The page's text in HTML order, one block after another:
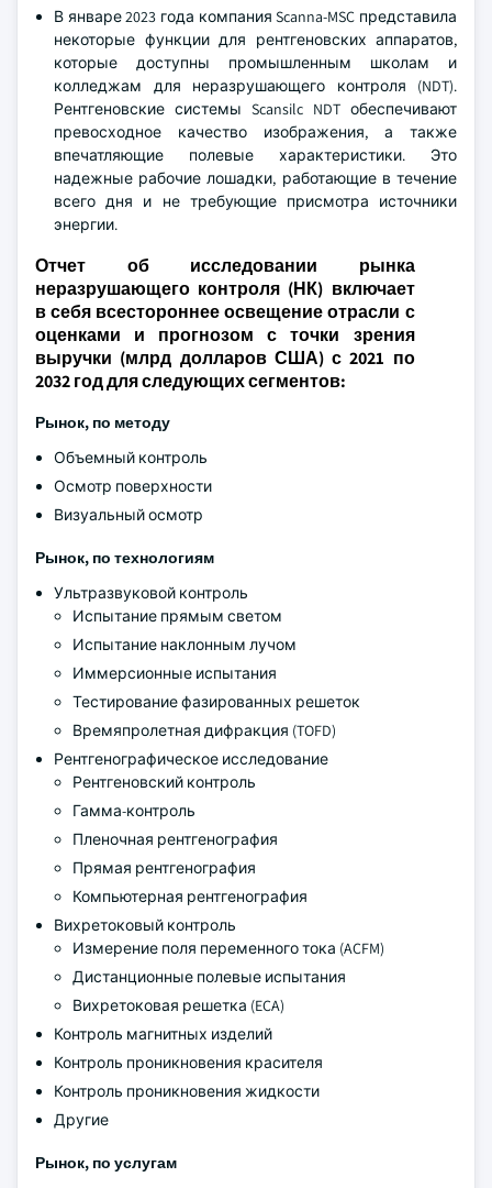
В январе 2023 года компания Scanna-MSC представила
некоторые функции для рентгеновских аппаратов,
которые доступны промышленным школам и
колледжам для неразрушающего контроля (NDT).
Рентгеновские системы Scansilc NDT обеспечивают
превосходное качество изображения, а также
впечатляющие полевые характеристики. Это
надежные рабочие лошадки, работающие в течение
всего дня и не требующие присмотра источники
энергии.
Отчет об исследовании рынка
неразрушающего контроля (НК) включает
в себя всестороннее освещение отрасли с
оценками и прогнозом с точки зрения
выручки (млрд долларов США) с 2021 по
2032 год для следующих сегментов:
Рынок, по методу
Объемный контроль
Осмотр поверхности
Визуальный осмотр
Рынок, по технологиям
Ультразвуковой контроль
Испытание прямым светом
Испытание наклонным лучом
Иммерсионные испытания
Тестирование фазированных решеток
Времяпролетная дифракция (TOFD)
Рентгенографическое исследование
Рентгеновский контроль
Гамма-контроль
Пленочная рентгенография
Прямая рентгенография
Компьютерная рентгенография
Вихретоковый контроль
Измерение поля переменного тока (ACFM)
Дистанционные полевые испытания
Вихретоковая решетка (ECA)
Контроль магнитных изделий
Контроль проникновения красителя
Контроль проникновения жидкости
Другие
Рынок, по услугам